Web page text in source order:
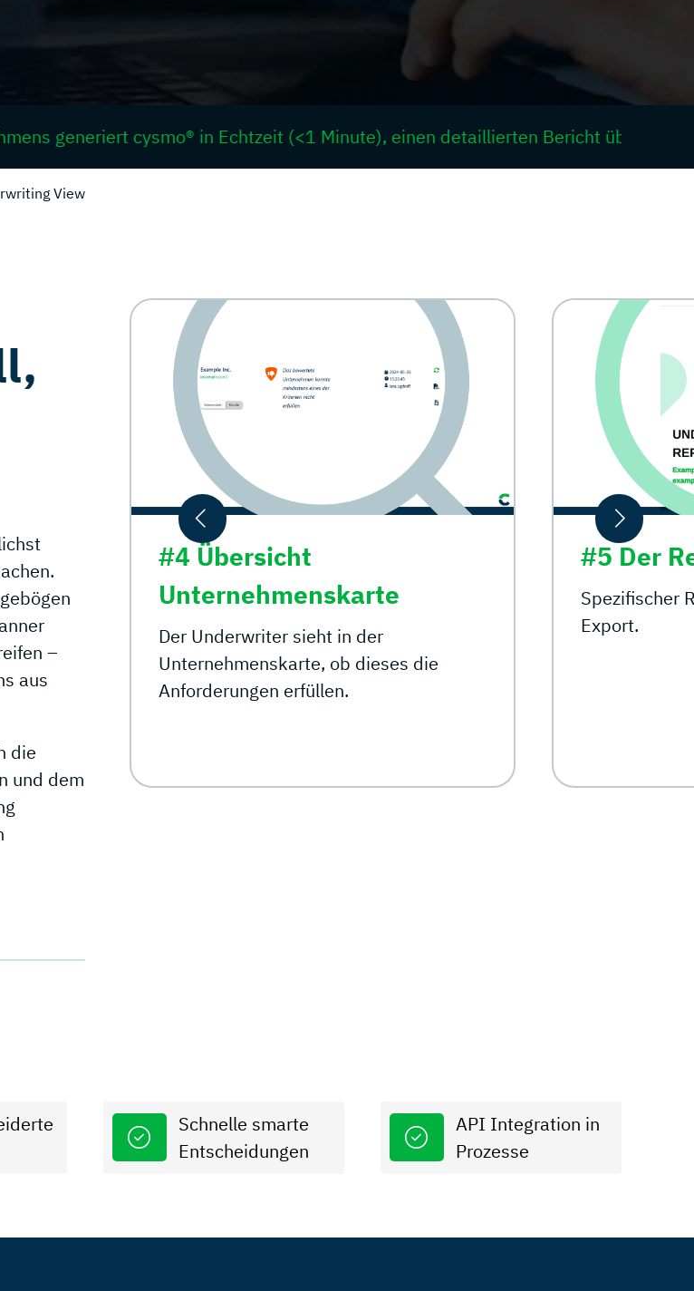
cysmo® in Echtzeit (<1 Minute), einen detaillierten Bericht über dessen von
View
–
aus
die
und dem
sieht in der
ob dieses die
erfüllen.
Spezifischer Report für Underwriter zum
Export.
Schnelle smarte
Entscheidungen
API Integration in
Prozesse